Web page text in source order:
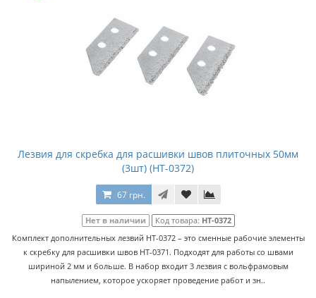
Лезвия для скребка для расшивки швов плиточных 50мм
(3шт) (HT-0372)
67 грн.
Нет в наличии Код товара: HT-0372
Комплект дополнительных лезвий HT-0372 – это сменные рабочие элементы
к скребку для расшивки швов HT-0371. Подходят для работы со швами
шириной 2 мм и больше. В набор входит 3 лезвия с вольфрамовым
напылением, которое ускоряет проведение работ и зн..